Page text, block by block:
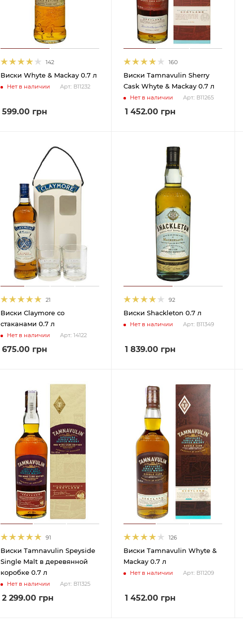
142
Виски Whyte & Mackay 0.7 л
Нет в наличии Арт.: В11232
599.00 грн
160
Виски Tamnavulin Sherry
Cask Whyte & Mackay 0.7 л
Нет в наличии Арт.: В11265
1 452.00 грн
21
Виски Claymore со
стаканами 0.7 л
Нет в наличии Арт.: 14122
675.00 грн
92
Виски Shackleton 0.7 л
Нет в наличии Арт.: В11349
1 839.00 грн
91
Виски Tamnavulin Speyside
Single Malt в деревянной
коробке 0.7 л
Нет в наличии Арт.: В11325
2 299.00 грн
126
Виски Tamnavulin Whyte &
Mackay 0.7 л
Нет в наличии Арт.: В11209
1 452.00 грн